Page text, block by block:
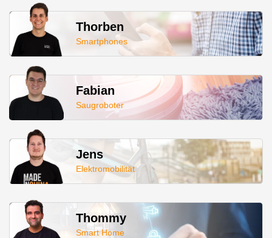
Thorben
Smartphones
Fabian
Saugroboter
Jens
Elektromobilität
Thommy
Smart Home